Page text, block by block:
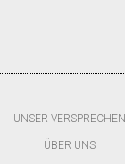
UNSER VERSPRECHEN
ÜBER UNS